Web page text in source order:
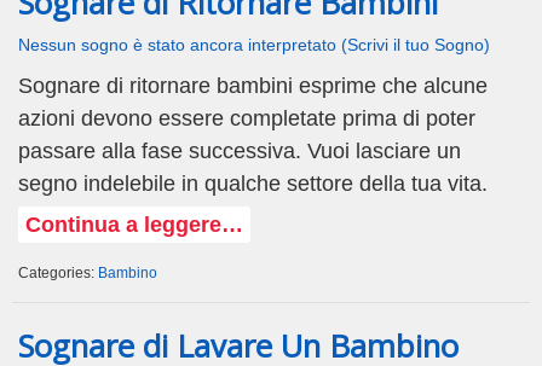
Nessun sogno è stato ancora interpretato (Scrivi il tuo Sogno)
Sognare di ritornare bambini esprime che alcune
azioni devono essere completate prima di poter
passare alla fase successiva. Vuoi lasciare un
segno indelebile in qualche settore della tua vita.
Continua a leggere…
Categories: Bambino
Sognare di Lavare Un Bambino